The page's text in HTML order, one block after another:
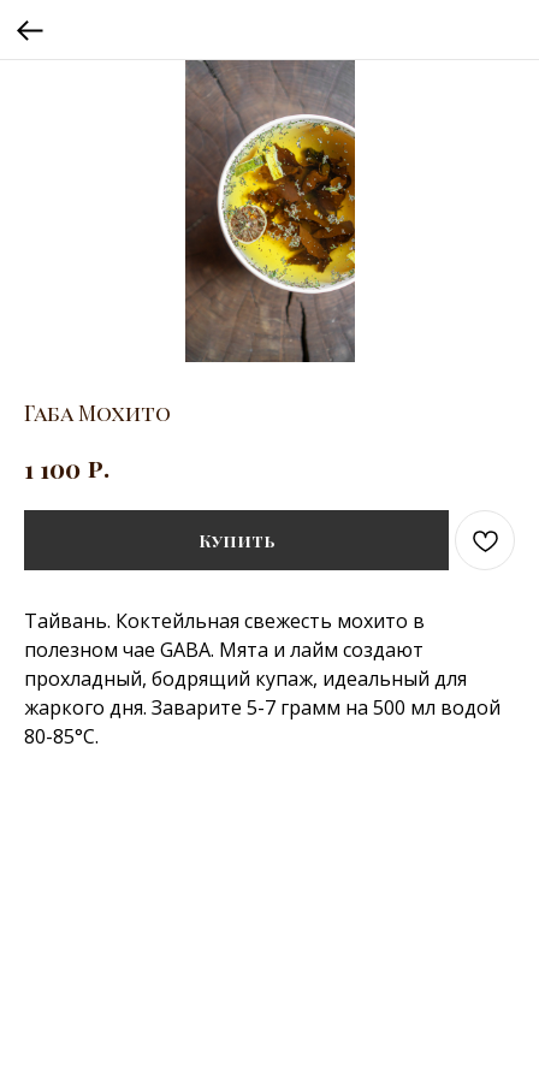
Габа Мохито
1 100 р.
Купить
Тайвань. Коктейльная свежесть мохито в
полезном чае GABA. Мята и лайм создают
прохладный, бодрящий купаж, идеальный для
жаркого дня. Заварите 5-7 грамм на 500 мл водой
80-85°C.